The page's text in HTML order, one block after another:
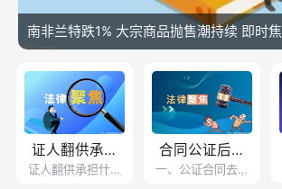
南非兰特跌1% 大宗商品抛售潮持续 即时
证人翻供承担
什么法律责
证人翻供承担什么
合同公证后怎
么撤销？办理
一、公证合同去哪
中华人民共和国反家庭暴力法第二条的
指的都有哪些内容？
央行公开市场开展2149亿元7天期逆回
多哈世乒赛：林诗栋/蒯曼轻松晋级 混